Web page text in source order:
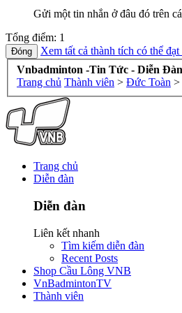
Gửi một tin nhắn ở đâu đó trên
Tổng điểm: 1
Xem tất cả thành tích có thể
Vnbadminton -Tin Tức - Diễn
Trang chủ Thành viên > Đức Toàn >
Trang chủ
Diễn đàn
Diễn đàn
Liên kết nhanh
Tìm kiếm diễn đàn
Recent Posts
Shop Cầu Lông VNB
VnBadmintonTV
Thành viên